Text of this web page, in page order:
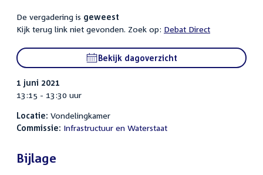
De vergadering is geweest
Kijk terug link niet gevonden. Zoek op: Debat Direct
Bekijk dagoverzicht
1 juni 2021
13:15 - 13:30 uur
Locatie: Vondelingkamer
Commissie: Infrastructuur en Waterstaat
Bijlage